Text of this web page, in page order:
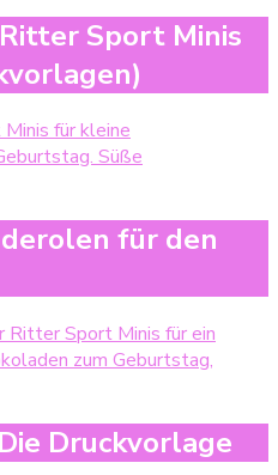
Sport Minis
für den
Druckvorlage